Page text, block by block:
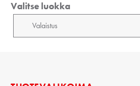
Valitse luokka